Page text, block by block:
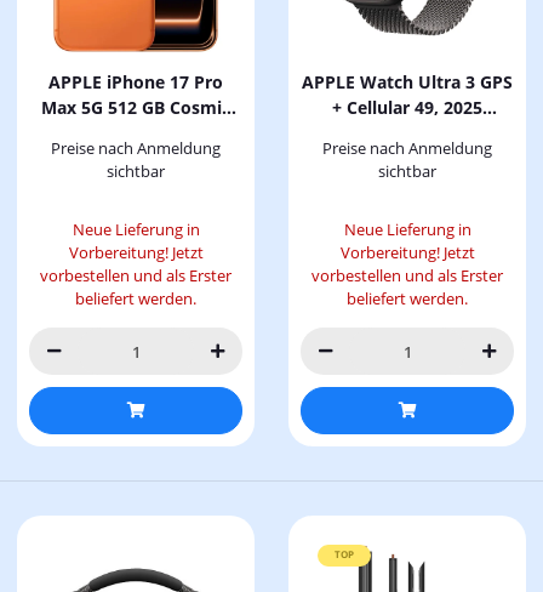
APPLE iPhone 17 Pro
Max 5G 512 GB Cosmic
Preise nach Anmeldung
sichtbar
Neue Lieferung in
Vorbereitung! Jetzt
vorbestellen und als Erster
beliefert werden.
APPLE Watch Ultra 3 GPS
+ Cellular 49, 2025
Titangehäuse Titan, 180-
210 mm, Schwarz
Preise nach Anmeldung
sichtbar
Neue Lieferung in
Vorbereitung! Jetzt
vorbestellen und als Erster
beliefert werden.
TOP